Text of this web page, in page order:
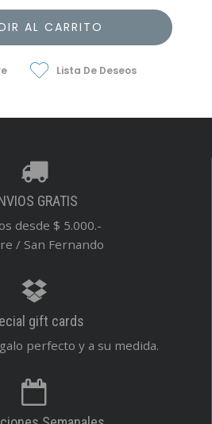
AL CARRITO
Lista De Deseos
GRATIS
desde $ 5.000.-
/ San Fernando
gift cards
perfecto y a su medida.